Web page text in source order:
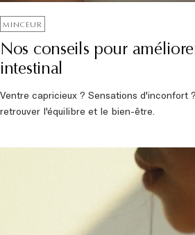
MINCEUR
Nos conseils pour
intestinal
Ventre capricieux ? Sensations d'inconfort
retrouver l'équilibre et le bien-être.